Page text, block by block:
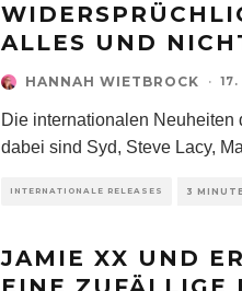
ALLES UND
HANNAH WIETBROCK ·
Die internationalen Neuheiten
dabei sind Syd, Steve Lacy,
INTERNATIONALE RELEASES 3
JAMIE XX UND